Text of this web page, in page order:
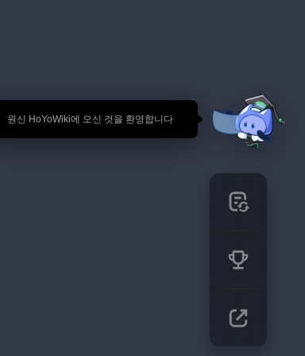
🎉 원신 HoYoWiki에 오신 것을 환영합니다